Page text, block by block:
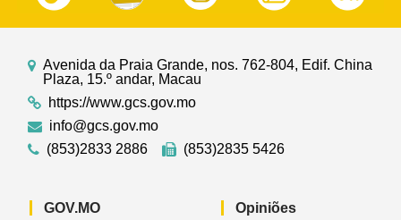
Avenida da Praia Grande, nos. 762-804, Edif. China
Plaza, 15.º andar, Macau
https://www.gcs.gov.mo
info@gcs.gov.mo
(853)2833 2886
(853)2835 5426
GOV.MO Opiniões